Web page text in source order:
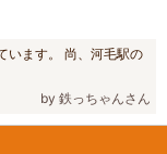
います。 尚、河毛駅の
by 鉄っちゃんさん